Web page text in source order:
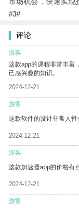
#3#
评论
游客
这款app的课程非常丰富
己感兴趣的知识。
2024-12-21
游客
这款软件的设计非常人性
2024-12-21
游客
这款加速器app的价格有
2024-12-21
游客